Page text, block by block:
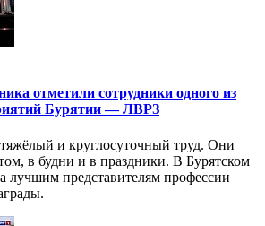
отметили сотрудники одного из
Бурятии — ЛВРЗ
и круглосуточный труд. Они
в будни и в праздники. В Бурятском
лучшим представителям профессии